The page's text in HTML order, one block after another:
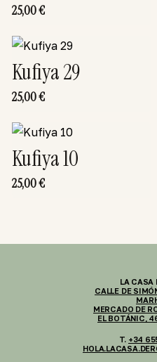
25,00€
Kufiya 29
25,00€
Kufiya 10
25,00€
LA CASA
CALLE DE
MERCADO DE
EL BOTÁNIC,
T. +34